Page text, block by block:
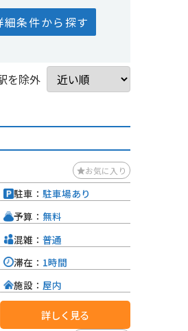
細条件から探す
を除外
お気に入り
駐車： 駐車場あり
予算： 無料
混雑： 普通
滞在： 1時間
施設： 屋内
詳しく見る